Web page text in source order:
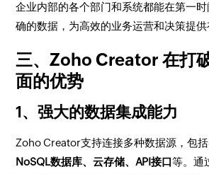
企业内部的各个部门和系统都能在第一
确的数据，为高效的业务运营和决策提供
三、Zoho Creator 在打
面的优势
1、强大的数据集成能力
Zoho Creator支持连接多种数据源，包括
NoSQL数据库、云存储、API接口等。通